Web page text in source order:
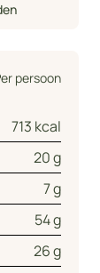
persoon
713 kcal
20 g
7 g
54 g
26 g